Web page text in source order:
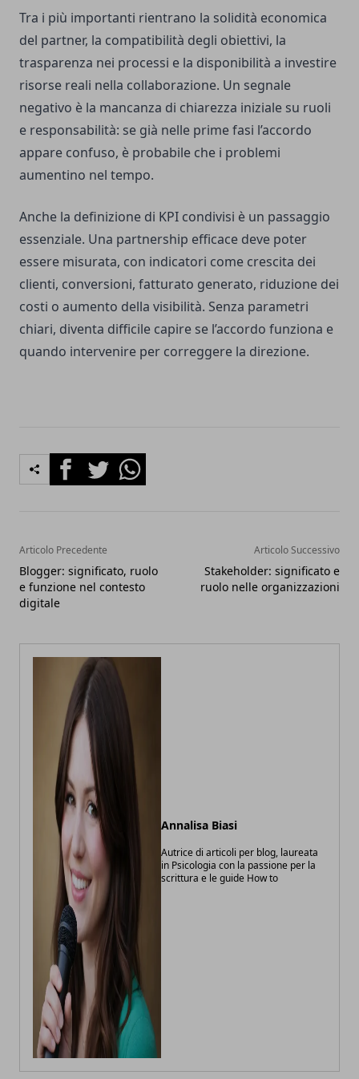
Tra i più importanti rientrano la solidità economica
del partner, la compatibilità degli obiettivi, la
trasparenza nei processi e la disponibilità a investire
risorse reali nella collaborazione. Un segnale
negativo è la mancanza di chiarezza iniziale su ruoli
e responsabilità: se già nelle prime fasi l’accordo
appare confuso, è probabile che i problemi
aumentino nel tempo.
Anche la definizione di KPI condivisi è un passaggio
essenziale. Una partnership efficace deve poter
essere misurata, con indicatori come crescita dei
clienti, conversioni, fatturato generato, riduzione dei
costi o aumento della visibilità. Senza parametri
chiari, diventa difficile capire se l’accordo funziona e
quando intervenire per correggere la direzione.
FacebookTwitterWhatsapp
Articolo Precedente
Blogger: significato, ruolo
e funzione nel contesto
digitale
Articolo Successivo
Stakeholder: significato e
ruolo nelle organizzazioni
Annalisa Biasi
Autrice di articoli per blog, laureata
in Psicologia con la passione per la
scrittura e le guide How to